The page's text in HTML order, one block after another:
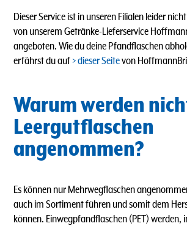
Dieser Service ist in unseren Filialen leider
von unserem Getränke-Lieferservice
angeboten. Wie du deine Pfandflaschen
erfährst du auf dieser Seitevon
Warum werden
Leergutflaschen
angenommen?
Es können nur Mehrwegflaschen
auch im Sortiment führen und somit dem
können. Einwegpfandflaschen (PET) werden,